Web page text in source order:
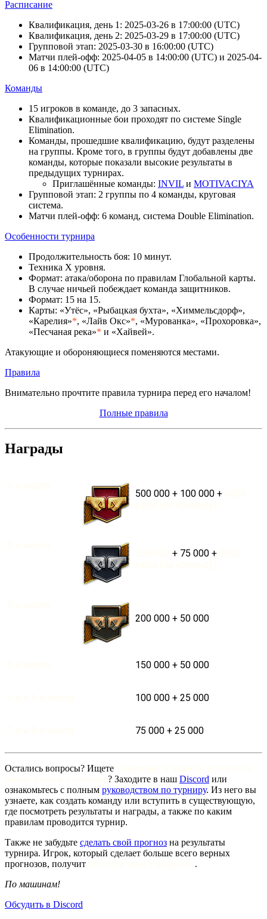
Расписание
Квалификация, день 1: 2025-03-26 в 17:00:00 (UTC)
Квалификация, день 2: 2025-03-29 в 17:00:00 (UTC)
Групповой этап: 2025-03-30 в 16:00:00 (UTC)
Матчи плей-офф: 2025-04-05 в 14:00:00 (UTC) и 2025-04-
06 в 14:00:00 (UTC)
Команды
15 игроков в команде, до 3 запасных.
Квалификационные бои проходят по системе Single
Elimination.
Команды, прошедшие квалификацию, будут разделены
на группы. Кроме того, в группы будут добавлены две
команды, которые показали высокие результаты в
предыдущих турнирах.
Приглашённые команды: INVIL и MOTIVACIYA
Групповой этап: 2 группы по 4 команды, круговая
система.
Матчи плей-офф: 6 команд, система Double Elimination.
Особенности турнира
Продолжительность боя: 10 минут.
Техника Х уровня.
Формат: атака/оборона по правилам Глобальной карты.
В случае ничьей побеждает команда защитников.
Формат: 15 на 15.
Карты: «Утёс», «Рыбацкая бухта», «Химмельсдорф»,
«Карелия»*, «Лайв Окс»*, «Мурованка», «Прохоровка»,
«Песчаная река»* и «Хайвей».
Атакующие и обороняющиеся поменяются местами.
Правила
Внимательно прочтите правила турнира перед его началом!
Полные правила
Награды
500 000 + 100 000 +
+ 75 000 +
200 000 + 50 000
150 000 + 50 000
100 000 + 25 000
75 000 + 25 000
Остались вопросы? Ищете
? Заходите в наш Discord или
ознакомьтесь с полным руководством по турниру. Из него вы
узнаете, как создать команду или вступить в существующую,
где посмотреть результаты и награды, а также по каким
правилам проводится турнир.
Также не забудьте сделать свой прогноз на результаты
турнира. Игрок, который сделает больше всего верных
прогнозов, получит
.
По машинам!
Обсудить в Discord